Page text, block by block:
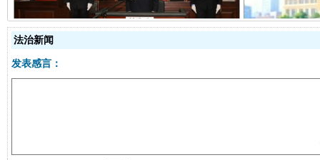
受贿1.44亿！段成刚被判无期 从幼
法治新闻
发表感言：